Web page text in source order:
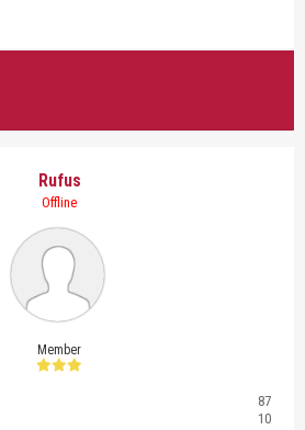
Rufus
Offline
Member
87
10